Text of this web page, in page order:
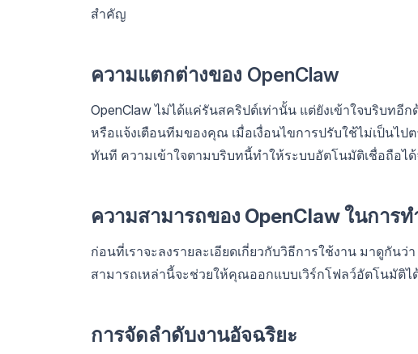
สำคัญ
ความแตกต่างของ OpenClaw
OpenClaw ไม่ได้แค่รันสคริปต์เท่านั้น แต่ยังเข้าใจบริบทอี
หรือแจ้งเตือนทีมของคุณ เมื่อเงื่อนไขการปรับใช้ไม่เป็นไ
ทันที ความเข้าใจตามบริบทนี้ทำให้ระบบอัตโนมัติเชื่อถือได้
ความสามารถของ OpenClaw ในการ
ก่อนที่เราจะลงรายละเอียดเกี่ยวกับวิธีการใช้งาน มาดูกันว่
สามารถเหล่านี้จะช่วยให้คุณออกแบบเวิร์กโฟลว์อัตโนมัติไ
การจัดลำดับงานอัจฉริยะ